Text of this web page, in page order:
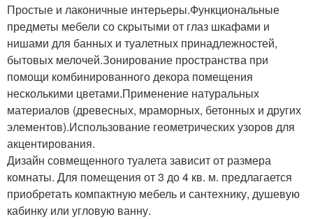
Простые и лаконичные интерьеры.Функциональные
предметы мебели со скрытыми от глаз шкафами и
нишами для банных и туалетных принадлежностей,
бытовых мелочей.Зонирование пространства при
помощи комбинированного декора помещения
несколькими цветами.Применение натуральных
материалов (древесных, мраморных, бетонных и других
элементов).Использование геометрических узоров для
акцентирования.
Дизайн совмещенного туалета зависит от размера
комнаты. Для помещения от 3 до 4 кв. м. предлагается
приобретать компактную мебель и сантехнику, душевую
кабинку или угловую ванну.